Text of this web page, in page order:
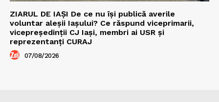
ZIARUL DE IAȘI De ce nu își publică averile
voluntar aleșii Iașului? Ce răspund viceprimarii,
vicepreședinții CJ Iași, membri ai USR și
reprezentanți CURAJ
07/08/2026